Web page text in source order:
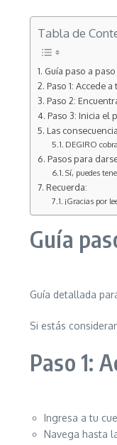
Tabla de
Guía paso a
Paso 1: Accede a
Paso 2:
Paso 3: Inicia el
Las
DEGIRO
Pasos para
Sí, puedes
Recuerda:
¡Gracias por
Guía
Guía detallada
Si estás
Paso 1:
Ingresa a tu
Navega hasta